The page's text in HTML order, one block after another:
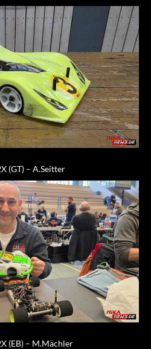
(GT) – A.Seitter
(EB) – M.Mächler